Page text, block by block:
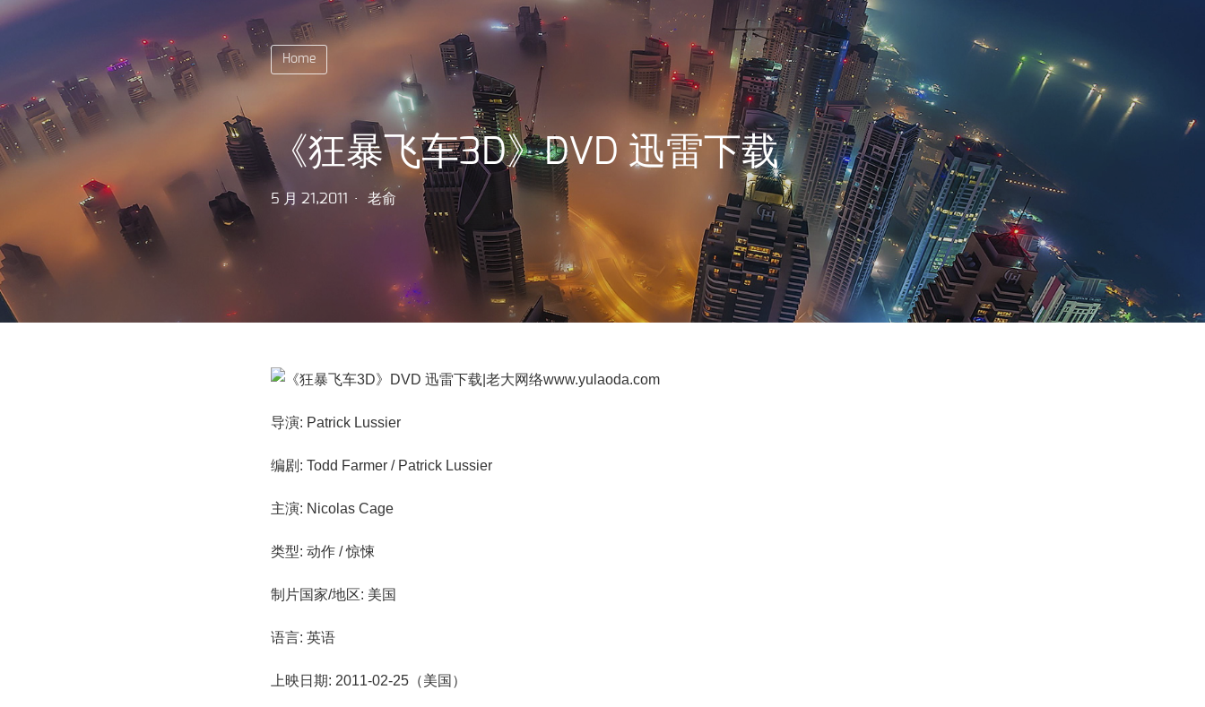
Home
《狂暴飞车3D》DVD 迅雷下载
5 月 21,2011 老俞
导演: Patrick Lussier
编剧: Todd Farmer / Patrick Lussier
主演: Nicolas Cage
类型: 动作 / 惊悚
制片国家/地区: 美国
语言: 英语
上映日期: 2011-02-25（美国）